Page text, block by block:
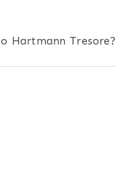
Hartmann Tresore?